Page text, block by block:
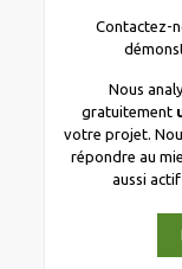
Contactez-
Nous
gratuitement
votre projet.
répondre au
aussi